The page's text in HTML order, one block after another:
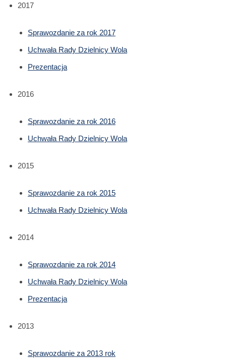
2017
Sprawozdanie za rok 2017
Uchwała Rady Dzielnicy Wola
Prezentacja
2016
Sprawozdanie za rok 2016
Uchwała Rady Dzielnicy Wola
2015
Sprawozdanie za rok 2015
Uchwała Rady Dzielnicy Wola
2014
Sprawozdanie za rok 2014
Uchwała Rady Dzielnicy Wola
Prezentacja
2013
Sprawozdanie za 2013 rok